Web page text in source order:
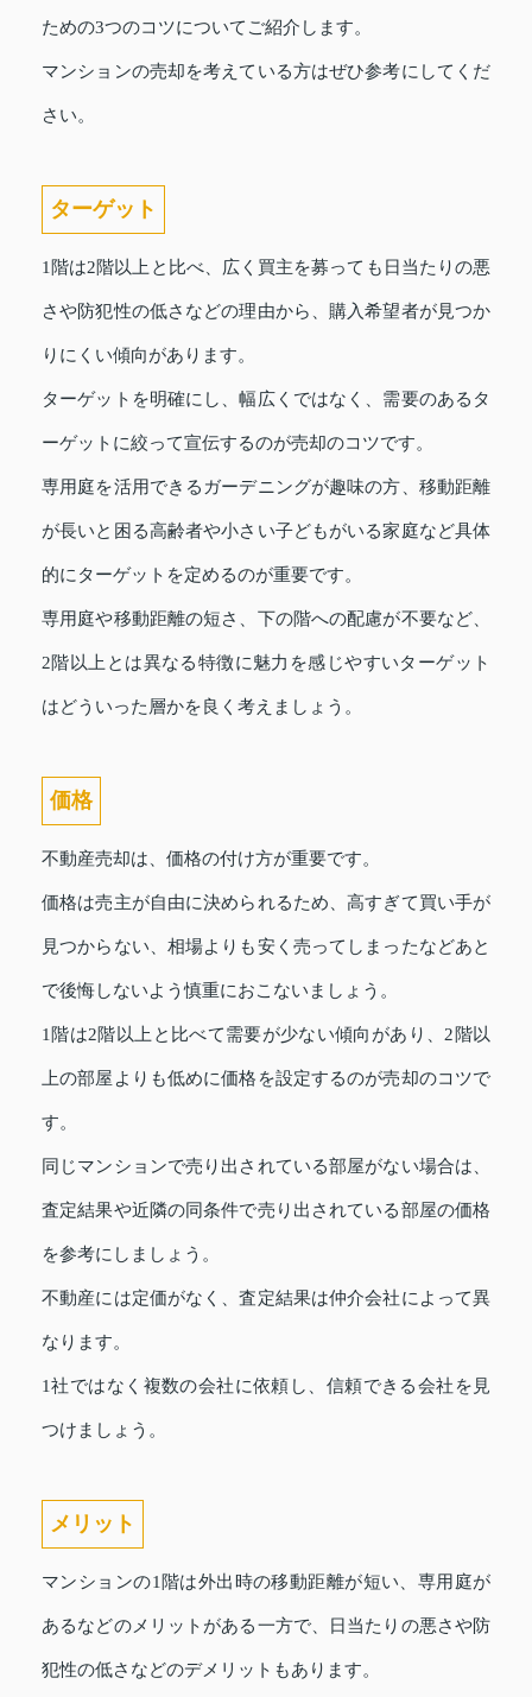
ための3つのコツについてご紹介します。
マンションの売却を考えている方はぜひ参考にしてくだ
さい。
ターゲット
1階は2階以上と比べ、広く買主を募っても日当たりの悪
さや防犯性の低さなどの理由から、購入希望者が見つか
りにくい傾向があります。
ターゲットを明確にし、幅広くではなく、需要のあるタ
ーゲットに絞って宣伝するのが売却のコツです。
専用庭を活用できるガーデニングが趣味の方、移動距離
が長いと困る高齢者や小さい子どもがいる家庭など具体
的にターゲットを定めるのが重要です。
専用庭や移動距離の短さ、下の階への配慮が不要など、
2階以上とは異なる特徴に魅力を感じやすいターゲット
はどういった層かを良く考えましょう。
価格
不動産売却は、価格の付け方が重要です。
価格は売主が自由に決められるため、高すぎて買い手が
見つからない、相場よりも安く売ってしまったなどあと
で後悔しないよう慎重におこないましょう。
1階は2階以上と比べて需要が少ない傾向があり、2階以
上の部屋よりも低めに価格を設定するのが売却のコツで
す。
同じマンションで売り出されている部屋がない場合は、
査定結果や近隣の同条件で売り出されている部屋の価格
を参考にしましょう。
不動産には定価がなく、査定結果は仲介会社によって異
なります。
1社ではなく複数の会社に依頼し、信頼できる会社を見
つけましょう。
メリット
マンションの1階は外出時の移動距離が短い、専用庭が
あるなどのメリットがある一方で、日当たりの悪さや防
犯性の低さなどのデメリットもあります。